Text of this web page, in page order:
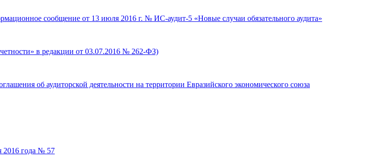
сообщение от 13 июля 2016 г. № ИС-аудит-5 «Новые случаи обязательного аудита»
в редакции от 03.07.2016 № 262-ФЗ)
об аудиторской деятельности на территории Евразийского экономического союза
2016 года № 57